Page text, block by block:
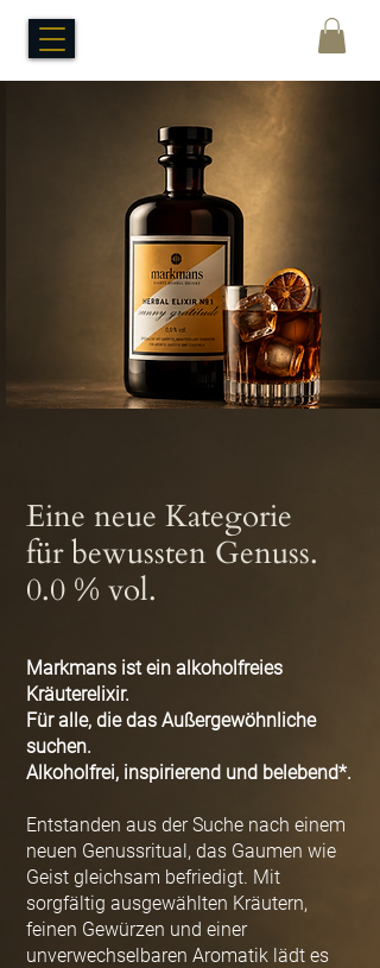
Eine neue Kategorie
für bewussten Genuss.
0.0 % vol.
Markmans ist ein alkoholfreies
Kräuterelixir.
Für alle, die das Außergewöhnliche
suchen.
Alkoholfrei, inspirierend und belebend*.
Entstanden aus der Suche nach einem
neuen Genussritual, das Gaumen wie
Geist gleichsam befriedigt. Mit
sorgfältig ausgewählten Kräutern,
feinen Gewürzen und einer
unverwechselbaren Aromatik lädt es